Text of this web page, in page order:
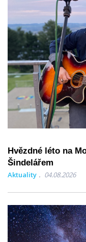
Hvězdné léto na
Šindelářem
Aktuality 04.08.2026